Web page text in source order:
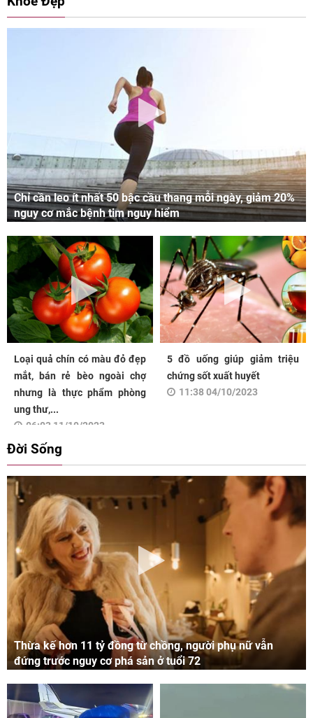
Chỉ cần leo ít nhất 50 bậc cầu thang mỗi ngày, giảm 20%
nguy cơ mắc bệnh tim nguy hiểm
Loại quả chín có màu đỏ đẹp
mắt, bán rẻ bèo ngoài chợ
nhưng là thực phẩm phòng
ung thư,...
06:03 11/10/2023
5 đồ uống giúp giảm triệu
chứng sốt xuất huyết
11:38 04/10/2023
Đời Sống
Thừa kế hơn 11 tỷ đồng từ chồng, người phụ nữ vẫn
đứng trước nguy cơ phá sản ở tuổi 72